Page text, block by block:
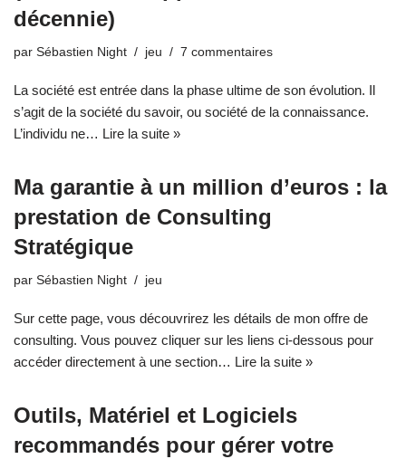
décennie)
par Sébastien Night jeu 7 commentaires
La société est entrée dans la phase ultime de son évolution. Il
s’agit de la société du savoir, ou société de la connaissance.
L’individu ne… Lire la suite »
Ma garantie à un million d’euros : la
prestation de Consulting
Stratégique
par Sébastien Night jeu
Sur cette page, vous découvrirez les détails de mon offre de
consulting. Vous pouvez cliquer sur les liens ci-dessous pour
accéder directement à une section… Lire la suite »
Outils, Matériel et Logiciels
recommandés pour gérer votre